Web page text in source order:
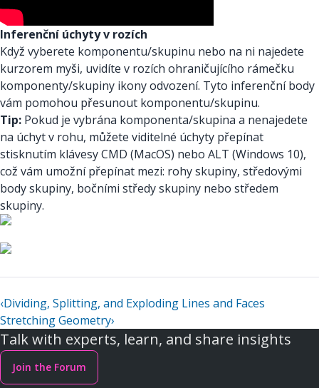
Inferenční úchyty v rozích
Když vyberete komponentu/skupinu nebo na ni najedete
kurzorem myši, uvidíte v rozích ohraničujícího rámečku
komponenty/skupiny ikony odvození. Tyto inferenční body
vám pomohou přesunout komponentu/skupinu.
Tip: Pokud je vybrána komponenta/skupina a nenajedete
na úchyt v rohu, můžete viditelné úchyty přepínat
stisknutím klávesy CMD (MacOS) nebo ALT (Windows 10),
což vám umožní přepínat mezi: rohy skupiny, středovými
body skupiny, bočními středy skupiny nebo středem
skupiny.
‹Dividing, Splitting, and Exploding Lines and Faces
Stretching Geometry›
Talk with experts, learn, and share insights
Join the Forum